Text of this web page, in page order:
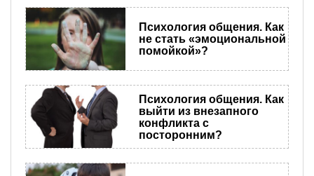
Психология общения. Как
не стать «эмоциональной
помойкой»?
Психология общения. Как
выйти из внезапного
конфликта с
посторонним?